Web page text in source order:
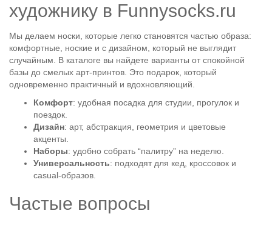
художнику в Funnysocks.ru
Мы делаем носки, которые легко становятся частью образа:
комфортные, ноские и с дизайном, который не выглядит
случайным. В каталоге вы найдете варианты от спокойной
базы до смелых арт-принтов. Это подарок, который
одновременно практичный и вдохновляющий.
Комфорт: удобная посадка для студии, прогулок и
поездок.
Дизайн: арт, абстракция, геометрия и цветовые
акценты.
Наборы: удобно собрать “палитру” на неделю.
Универсальность: подходят для кед, кроссовок и
casual-образов.
Частые вопросы